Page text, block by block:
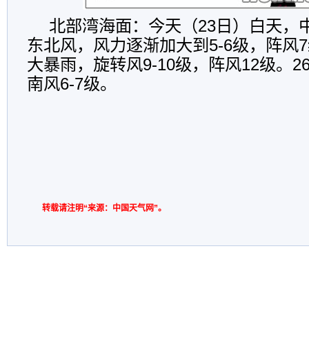
北部湾海面：今天（23日）白天，
东北风，风力逐渐加大到5-6级，阵风
大暴雨，旋转风9-10级，阵风12级。
南风6-7级。
转载请注明“来源：中国天气网”。